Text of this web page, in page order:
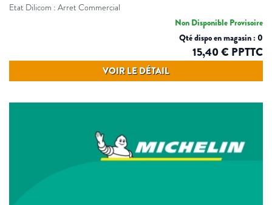
Etat Dilicom : Arret Commercial
Non Disponible Provisoire
Qté dispo en magasin : 0
15,40 € PPTTC
VOIR LE DÉTAIL